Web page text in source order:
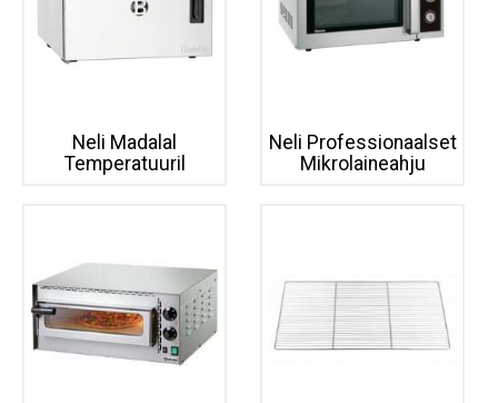
Neli Madalal
Temperatuuril
Neli Professionaalset
Mikrolaineahju